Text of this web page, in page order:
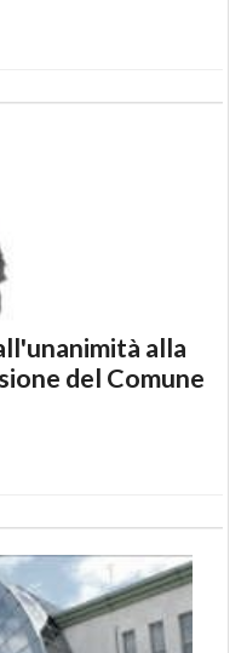
alla
del Comune